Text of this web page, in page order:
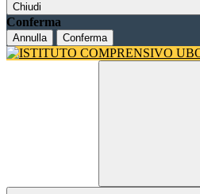
Chiudi
Conferma
Annulla Conferma